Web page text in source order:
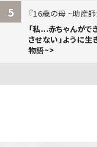
5
16歳の母 ~助産
「私...赤ちゃんがで
させない」ように
物語~>